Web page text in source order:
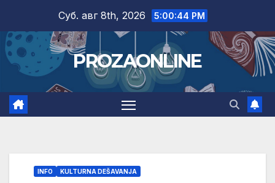
content
Суб. авг 8th, 2026 5:00:45 PM
PROZAONLINE
INFO KULTURNA DEŠAVANJA